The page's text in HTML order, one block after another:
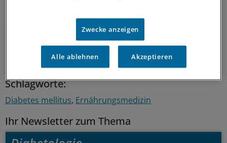
Lesen Sie dazu auch:Nobelpreis-verdächtig: Große
Hoffung auf Gesundheit für Typ-2-Diabetiker
Schlagworte:
Diabetes mellitus Ernährungsmedizin
Ihr Newsletter zum Thema
Zwecke anzeigen
Alle ablehnen Akzeptieren